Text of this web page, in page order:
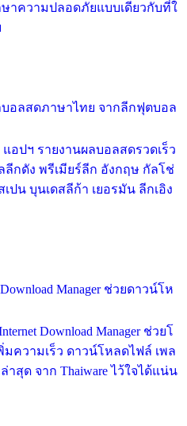
าความปลอดภัยแบบเดียวกับที่ใ
บอลสดภาษาไทย จากลีกฟุตบอล
อปฯ รายงานผลบอลสดรวดเร็ว
กดัง พรีเมียร์ลีก อังกฤษ กัลโช่
เปน บุนเดสลีก้า เยอรมัน ลีกเอิง
Manager ช่วยดาวน์โห
Download Manager ช่วยโ
มความเร็ว ดาวน์โหลดไฟล์ เพล
สุด จาก Thaiware ไว้ใจได้แน่น